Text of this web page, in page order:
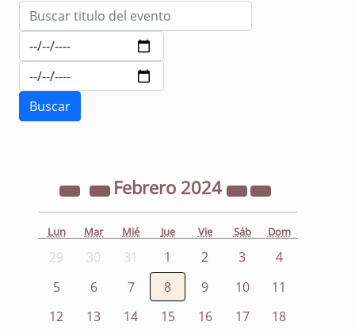
Febrero 2024
Lun Mar Mié Jue Vie Sáb Dom
29 30 31 1 2 3
4
5
6 7 8 9 10
11
12
13 14 15 16 17
18